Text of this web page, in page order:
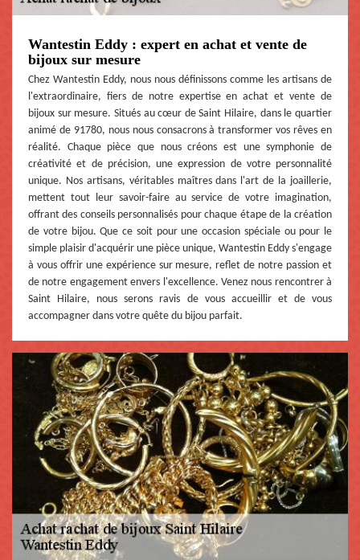
Wantestin Eddy : expert en achat et vente de
bijoux sur mesure
Chez Wantestin Eddy, nous nous définissons comme les artisans de
l'extraordinaire, fiers de notre expertise en achat et vente de
bijoux sur mesure. Situés au cœur de Saint Hilaire, dans le quartier
animé de 91780, nous nous consacrons à transformer vos rêves en
réalité. Chaque pièce que nous créons est une symphonie de
créativité et de précision, une expression de votre personnalité
unique. Nos artisans, véritables maîtres dans l'art de la joaillerie,
mettent tout leur savoir-faire au service de votre imagination,
offrant des conseils personnalisés pour chaque étape de la création
de votre bijou. Que ce soit pour une occasion spéciale ou pour le
simple plaisir d'acquérir une pièce unique, Wantestin Eddy s'engage
à vous offrir une expérience sur mesure, reflet de notre passion et
de notre engagement envers l'excellence. Venez nous rencontrer à
Saint Hilaire, nous serons ravis de vous accueillir et de vous
accompagner dans votre quête du bijou parfait.